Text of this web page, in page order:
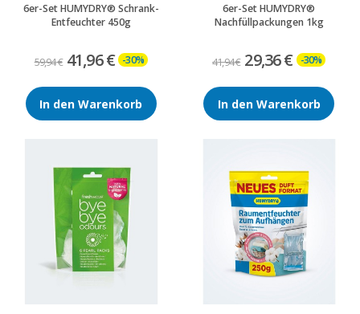
6er-Set HUMYDRY® Schrank-
Entfeuchter 450g
59,94 € 41,96 € -30%
In den Warenkorb
6er-Set HUMYDRY®
Nachfüllpackungen 1kg
41,94 € 29,36 € -30%
In den Warenkorb